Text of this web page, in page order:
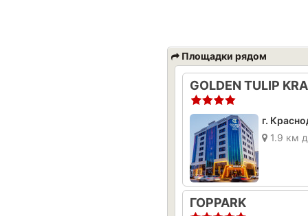
Площадки рядом
GOLDEN TULIP
г.
1.9 км
ГОРPARK